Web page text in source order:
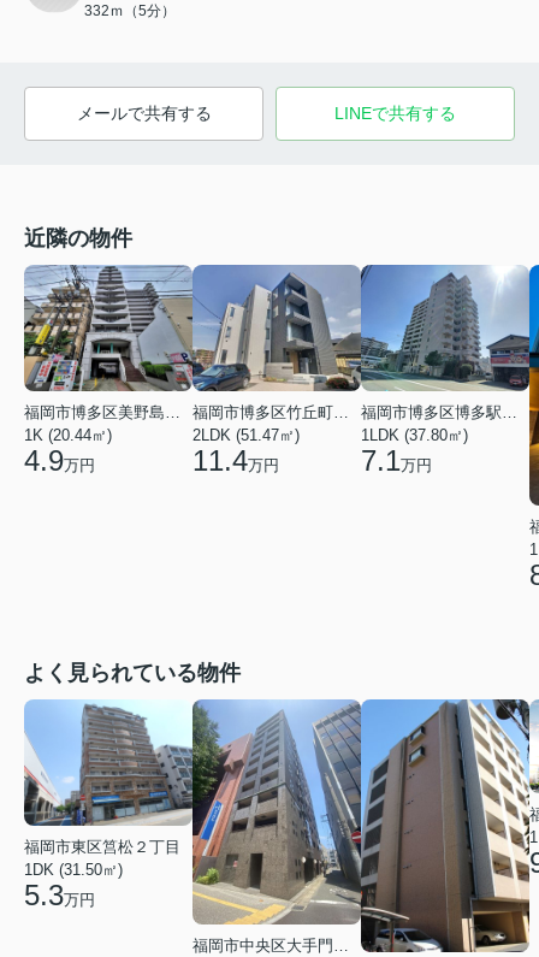
332ｍ（5分）
メールで共有する LINEで共有する
近隣の物件
福岡市博多区美野島１丁目
1K (20.44㎡)
4.9万円
2LDK (51.47㎡)
11.4万円
1LDK (37.80㎡)
7.1万円
よく見られている物件
福岡市東区筥松２丁目
1DK (31.50㎡)
5.3万円